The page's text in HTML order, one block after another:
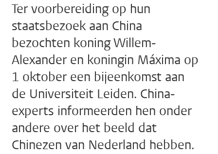
Ter voorbereiding op hun
staatsbezoek aan China
bezochten koning Willem-
Alexander en koningin Máxima op
1 oktober een bijeenkomst aan
de Universiteit Leiden. China-
experts informeerden hen onder
andere over het beeld dat
Chinezen van Nederland hebben.